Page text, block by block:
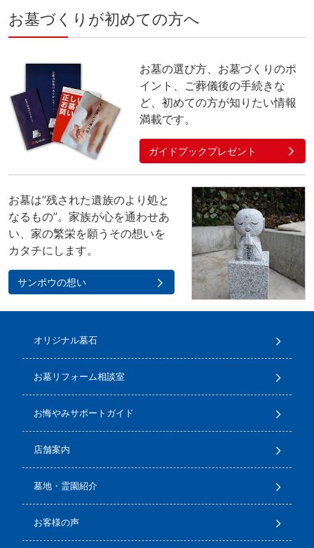
お墓づくりが初めての方へ
お墓の選び方、お墓づくりのポ
イント、ご葬儀後の手続きな
ど、初めての方が知りたい情報
満載です。
ガイドブックプレゼント
お墓は”残された遺族のより処と
なるもの”。家族が心を通わせあ
い、家の繁栄を願うその想いを
カタチにします。
サンポウの想い
オリジナル墓石
お墓リフォーム相談室
お悔やみサポートガイド
店舗案内
墓地・霊園紹介
お客様の声